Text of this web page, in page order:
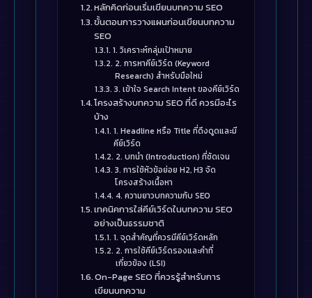
หลักคิดก่อนเริ่มเขียนบทความ SEO
ขั้นตอนการวางแผนก่อนเขียนบทความ
SEO
1. วิเคราะห์กลุ่มเป้าหมาย
2. การหาคีย์เวิร์ด (Keyword
Research) สำหรับมือใหม่
3. เข้าใจ Search Intent ของคีย์เวิร์ด
โครงสร้างบทความ SEO ที่ดี ควรมีอะไร
บ้าง
1. Headline หรือ Title ที่ดึงดูดและมี
คีย์เวิร์ด
2. บทนำ (Introduction) ที่ชัดเจน
3. การใช้หัวข้อย่อย H2, H3 จัด
โครงสร้างเนื้อหา
4. ความยาวบทความกับ SEO
เทคนิคการใส่คีย์เวิร์ดในบทความ SEO
อย่างเป็นธรรมชาติ
1. จุดสำคัญที่ควรมีคีย์เวิร์ดหลัก
2. การใช้คีย์เวิร์ดรองและคำที่
เกี่ยวข้อง (LSI)
On-Page SEO ที่ควรรู้สำหรับการ
เขียนบทความ